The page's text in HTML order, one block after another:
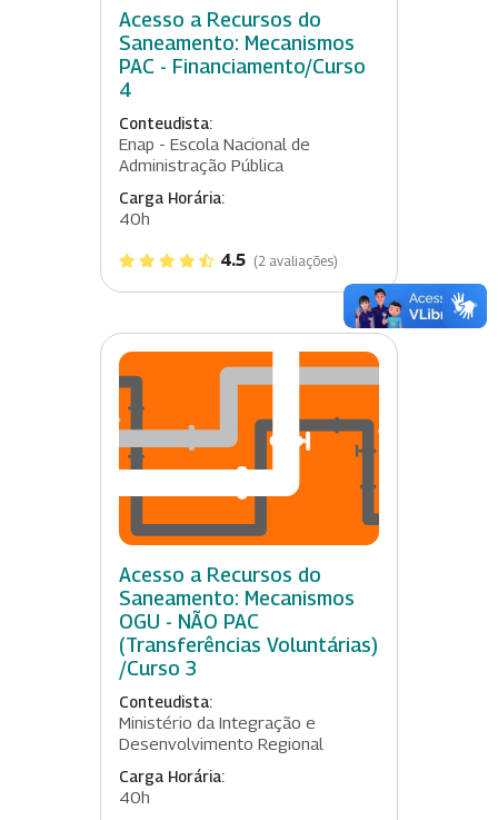
Acesso a Recursos do
Saneamento: Mecanismos
PAC - Financiamento/Curso
4
Conteudista:
Enap - Escola Nacional de
Administração Pública
Carga Horária:
40h
4.5 (2 avaliações)
Acesso a Recursos do
Saneamento: Mecanismos
OGU - NÃO PAC
(Transferências Voluntárias)
/Curso 3
Conteudista:
Ministério da Integração e
Desenvolvimento Regional
Carga Horária:
40h